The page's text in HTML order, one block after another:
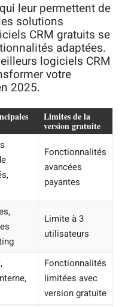
leur permettent de
solutions
CRM gratuits se
adaptées.
logiciels CRM
votre
2025.
Limites de la
version gratuite
Fonctionnalités
avancées
payantes
Limite à 3
utilisateurs
Fonctionnalités
limitées avec
version gratuite